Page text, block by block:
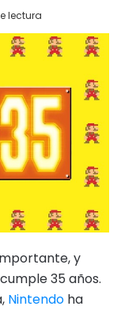
lectura
y
35 años.
Nintendo ha